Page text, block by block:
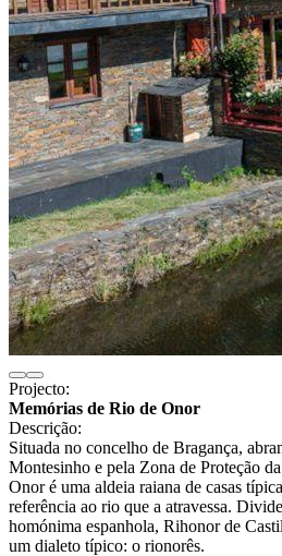
Projecto:
Memórias de Rio de Onor
Descrição:
Situada no concelho de Bragança,
Montesinho e pela Zona de Proteção
Onor é uma aldeia raiana de casas
referência ao rio que a atravessa.
homónima espanhola, Rihonor de
um dialeto típico: o rionorês.